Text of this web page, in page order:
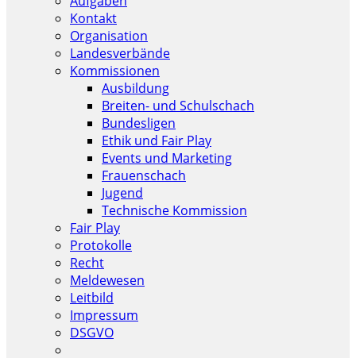
Kontakt
Organisation
Landesverbände
Kommissionen
Ausbildung
Breiten- und Schulschach
Bundesligen
Ethik und Fair Play
Events und Marketing
Frauenschach
Jugend
Technische Kommission
Fair Play
Protokolle
Recht
Meldewesen
Leitbild
Impressum
DSGVO